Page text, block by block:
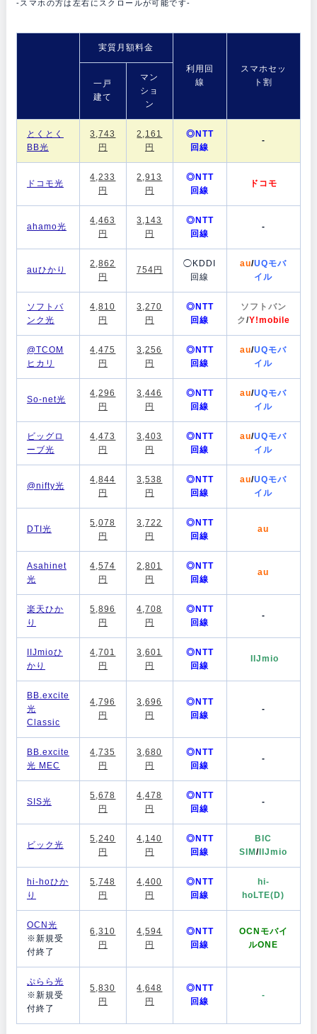
-スマホの方は左右にスクロールが可能です-
実質月額料金
利用回
線
スマホセッ
ト割
一戸
建て
マン
ショ
ン
とくとく
BB光
3,743
円
2,161
円
◎NTT
回線
-
ドコモ光
4,233
円
2,913
円
◎NTT
回線
ドコモ
ahamo光
4,463
円
3,143
円
◎NTT
回線
-
auひかり
2,862
円
754円
◯KDDI
回線
au/UQモバ
イル
ソフトバ
ンク光
4,810
円
3,270
円
◎NTT
回線
ソフトバン
ク/Y!mobile
@TCOM
ヒカリ
4,475
円
3,256
円
◎NTT
回線
au/UQモバ
イル
So-net光
4,296
円
3,446
円
◎NTT
回線
au/UQモバ
イル
ビッグロ
ーブ光
4,473
円
3,403
円
◎NTT
回線
au/UQモバ
イル
@nifty光
4,844
円
3,538
円
◎NTT
回線
au/UQモバ
イル
DTI光
5,078
円
3,722
円
◎NTT
回線
au
Asahinet
光
4,574
円
2,801
円
◎NTT
回線
au
楽天ひか
り
5,896
円
4,708
円
◎NTT
回線
-
IIJmioひ
かり
4,701
円
3,601
円
◎NTT
回線
IIJmio
BB.excite
光
Classic
4,796
円
3,696
円
◎NTT
回線
-
BB.excite
光 MEC
4,735
円
3,680
円
◎NTT
回線
-
SIS光
5,678
円
4,478
円
◎NTT
回線
-
ビック光
5,240
円
4,140
円
◎NTT
回線
BIC
SIM/ IIJmio
hi-hoひか
り
5,748
円
4,400
円
◎NTT
回線
hi-
hoLTE(D)
OCN光
※新規受
付終了
6,310
円
4,594
円
◎NTT
回線
OCNモバイ
ルONE
ぷらら光
※新規受
付終了
5,830
円
4,648
円
◎NTT
回線
-